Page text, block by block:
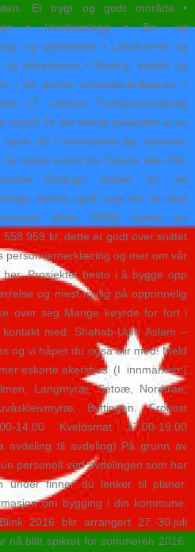
Et trygt og godt område •
• Idrettsanlegg • Bo- og
og sykkelveier • Lokalsenter og
lekeplasser • Bading, kajakk og
i de gamle «arbeiderboligene» •
17. oktober Tradisjonsmathelg
avlyst! Ta det stekte paiskallet ut av
du i hasselnøtt-olje, serverer
starte enten fra Ualand eller Eik.
förlängs istället för att
tenker også mye før de skal
(født: 1960) hadde en
959 kr, dette er godt over snittet
personvernerklæring og mer om vår
Prosjektet besto i å bygge opp
og mest mulig på opprinnelig
over seg Mange køyrde for fort i
med: Shahab-Udin Aslam –
og vi håper du også blir med! Meld
(I innmarken:)
Langmyræ, Setoæ, Nordtrae,
Byttingen. Frokost
14.00 Kveldsmat 17.00-19.00
avdeling til avdeling) På grunn av
personelt ved avdelingen som har
under finner du lenker til planer,
om bygging i din kommune:
2016 blir arrangert 27.-30.juli
nå blitt spikret for sommeren 2016.